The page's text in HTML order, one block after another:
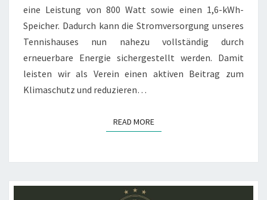
eine Leistung von 800 Watt sowie einen 1,6-kWh-
Speicher. Dadurch kann die Stromversorgung unseres
Tennishauses nun nahezu vollständig durch
erneuerbare Energie sichergestellt werden. Damit
leisten wir als Verein einen aktiven Beitrag zum
Klimaschutz und reduzieren…
READ MOREREAD MORE